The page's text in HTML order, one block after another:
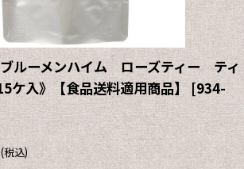
ルーメンハイム ローズティー ティ
ケ入》【食品送料適用商品】 [934-
(税込)